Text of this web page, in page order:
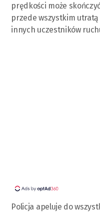
prędkości może
przede wszystkim utratą
innych uczestników
Policja apeluje do